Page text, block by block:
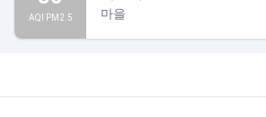
AQI PM2.5 마을